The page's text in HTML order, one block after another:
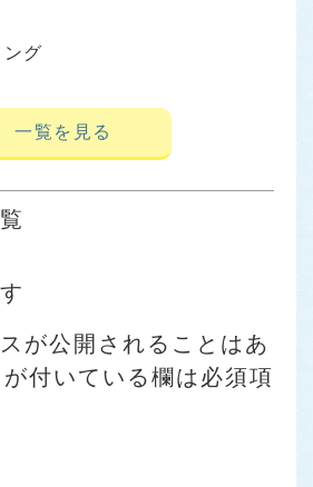
グ
一覧を見る
が公開されることはあ
が付いている欄は必須項